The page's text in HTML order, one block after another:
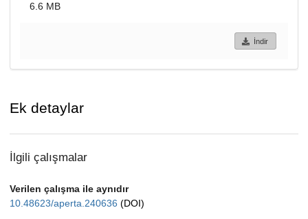
6.6 MB
İndir
Ek detaylar
İlgili çalışmalar
Verilen çalışma ile aynıdır
10.48623/aperta.240636 (DOI)